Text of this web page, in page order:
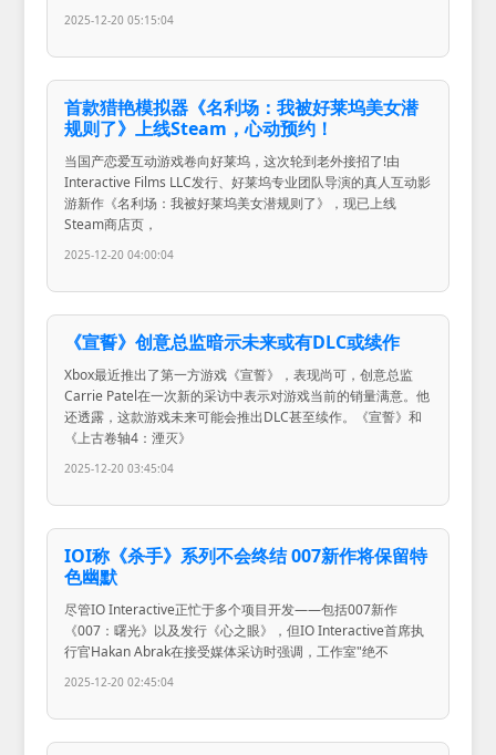
2025-12-20 05:15:04
首款猎艳模拟器《名利场：我被好莱坞美女潜
规则了》上线Steam，心动预约！
当国产恋爱互动游戏卷向好莱坞，这次轮到老外接招了!由
Interactive Films LLC发行、好莱坞专业团队导演的真人互动影
游新作《名利场：我被好莱坞美女潜规则了》，现已上线
Steam商店页，
2025-12-20 04:00:04
《宣誓》创意总监暗示未来或有DLC或续作
Xbox最近推出了第一方游戏《宣誓》，表现尚可，创意总监
Carrie Patel在一次新的采访中表示对游戏当前的销量满意。他
还透露，这款游戏未来可能会推出DLC甚至续作。《宣誓》和
《上古卷轴4：湮灭》
2025-12-20 03:45:04
IOI称《杀手》系列不会终结 007新作将保留特
色幽默
尽管IO Interactive正忙于多个项目开发——包括007新作
《007：曙光》以及发行《心之眼》，但IO Interactive首席执
行官Hakan Abrak在接受媒体采访时强调，工作室"绝不
2025-12-20 02:45:04